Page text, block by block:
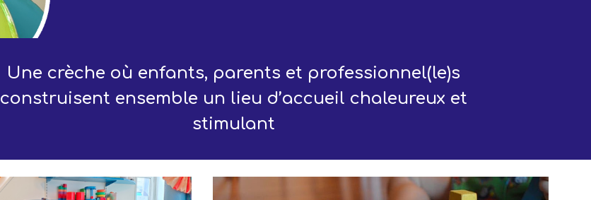
Une crèche où enfants, parents et professionnel(le)s
construisent ensemble un lieu d’accueil chaleureux et
stimulant